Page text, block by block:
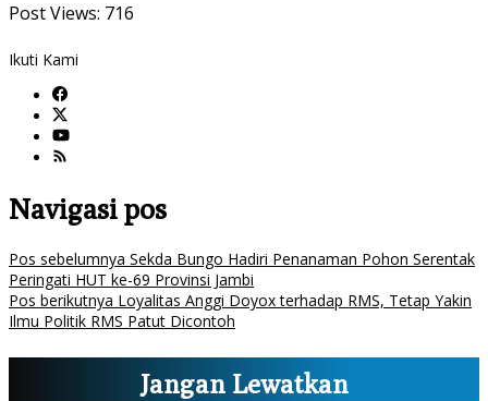
Post Views: 716
Ikuti Kami
Navigasi pos
Pos sebelumnya Sekda Bungo Hadiri Penanaman Pohon Serentak
Peringati HUT ke-69 Provinsi Jambi
Pos berikutnya Loyalitas Anggi Doyox terhadap RMS, Tetap Yakin
Ilmu Politik RMS Patut Dicontoh
Jangan Lewatkan